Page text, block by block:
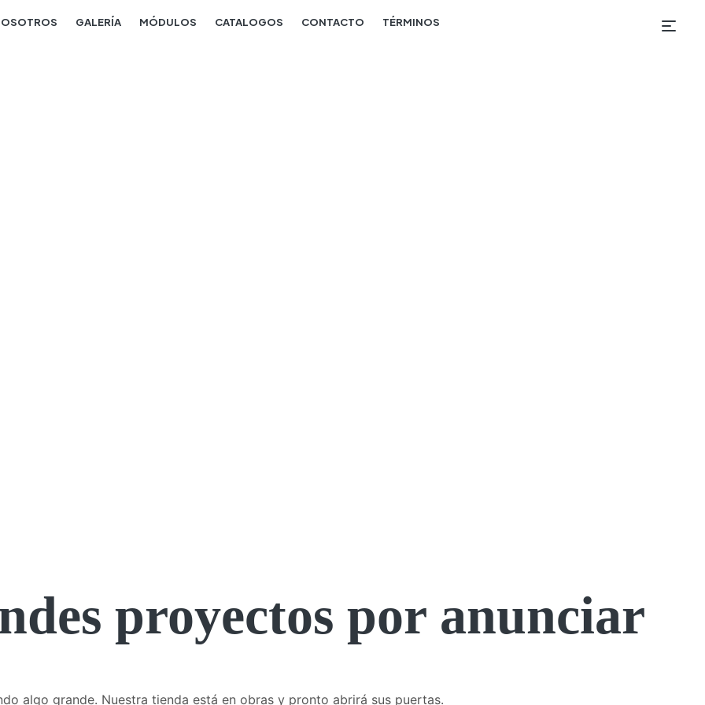
GALERÍA MÓDULOS CATALOGOS CONTACTO TÉRMINOS
proyectos por anunciar
algo grande. Nuestra tienda está en obras y pronto abrirá sus puertas.